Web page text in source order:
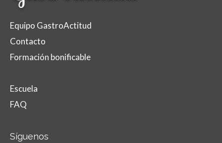
Equipo GastroActitud
Contacto
Formación bonificable
Escuela
FAQ
Síguenos